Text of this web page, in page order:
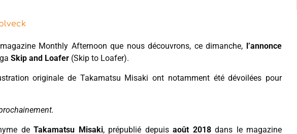
Monthly Afternoon que nous découvrons, ce dimanche, l’annonce
Skip and Loafer (Skip to Loafer).
originale de Takamatsu Misaki ont notamment été dévoilées pour
de Takamatsu Misaki, prépublié depuis août 2018dans le magazine